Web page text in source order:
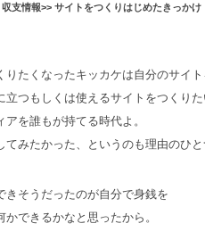
収支情報>> サイトをつくりはじめたきっかけ
りたくなったキッカケは自分のサイ
つもしくは使えるサイトをつくりた
を誰もが持てる時代よ。
みたかった、というのも理由のひと
きそうだったのが自分で身銭を
できるかなと思ったから。